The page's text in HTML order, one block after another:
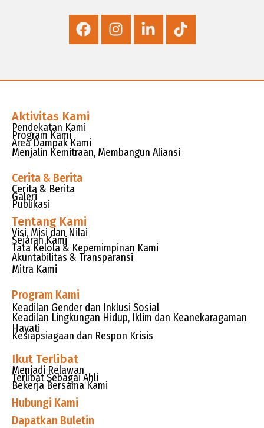
Aktivitas Kami
Pendekatan Kami
Program Kami
Area Dampak Kami
Menjalin Kemitraan, Membangun Aliansi
Cerita & Berita
Cerita & Berita
Galeri
Publikasi
Tentang Kami
Visi, Misi dan Nilai
Sejarah Kami
Tata Kelola & Kepemimpinan Kami
Akuntabilitas & Transparansi
Mitra Kami
Program Kami
Keadilan Gender dan Inklusi Sosial
Keadilan Lingkungan Hidup, Iklim dan Keanekaragaman
Hayati
Kesiapsiagaan dan Respon Krisis
Ikut Terlibat
Menjadi Relawan
Terlibat Sebagai Ahli
Bekerja Bersama Kami
Hubungi Kami
Dapatkan Buletin